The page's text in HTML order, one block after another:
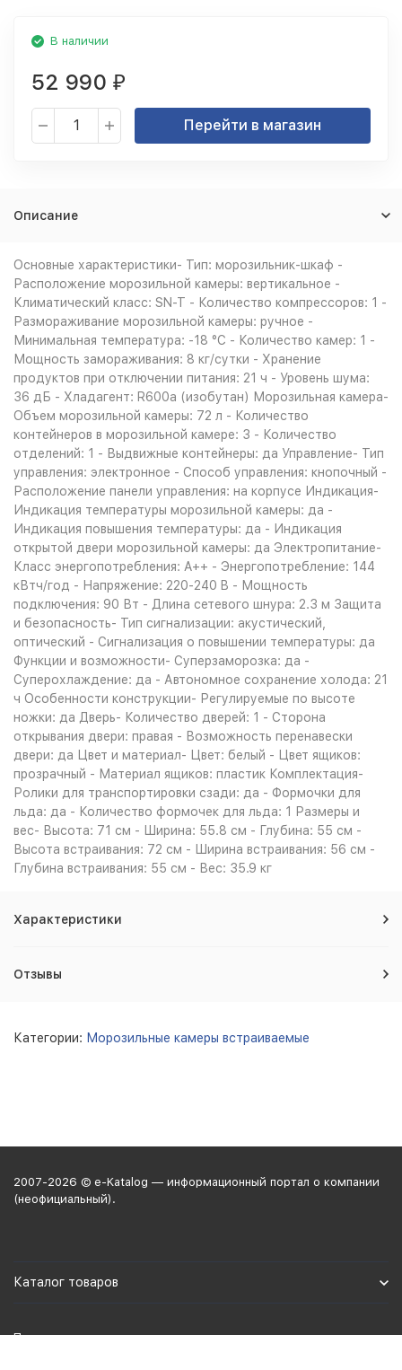
В наличии
52 990 ₽
Перейти в магазин
Описание
Основные характеристики- Тип: морозильник-шкаф -
Расположение морозильной камеры: вертикальное -
Климатический класс: SN-T - Количество компрессоров: 1 -
Размораживание морозильной камеры: ручное -
Минимальная температура: -18 °C - Количество камер: 1 -
Мощность замораживания: 8 кг/сутки - Хранение
продуктов при отключении питания: 21 ч - Уровень шума:
36 дБ - Хладагент: R600a (изобутан) Морозильная камера-
Объем морозильной камеры: 72 л - Количество
контейнеров в морозильной камере: 3 - Количество
отделений: 1 - Выдвижные контейнеры: да Управление- Тип
управления: электронное - Способ управления: кнопочный -
Расположение панели управления: на корпусе Индикация-
Индикация температуры морозильной камеры: да -
Индикация повышения температуры: да - Индикация
открытой двери морозильной камеры: да Электропитание-
Класс энергопотребления: A++ - Энергопотребление: 144
кВтч/год - Напряжение: 220-240 B - Мощность
подключения: 90 Вт - Длина сетевого шнура: 2.3 м Защита
и безопасность- Тип сигнализации: акустический,
оптический - Сигнализация о повышении температуры: да
Функции и возможности- Суперзаморозка: да -
Суперохлаждение: да - Автономное сохранение холода: 21
ч Особенности конструкции- Регулируемые по высоте
ножки: да Дверь- Количество дверей: 1 - Сторона
открывания двери: правая - Возможность перенавески
двери: да Цвет и материал- Цвет: белый - Цвет ящиков:
прозрачный - Материал ящиков: пластик Комплектация-
Ролики для транспортировки сзади: да - Формочки для
льда: да - Количество формочек для льда: 1 Размеры и
вес- Высота: 71 см - Ширина: 55.8 см - Глубина: 55 см -
Высота встраивания: 72 см - Ширина встраивания: 56 см -
Глубина встраивания: 55 см - Вес: 35.9 кг
Характеристики
Отзывы
Категории: Морозильные камеры встраиваемые
2007-2026 © e-Katalog — информационный портал о компании
(неофициальный).
Каталог товаров
Политика персональных данных